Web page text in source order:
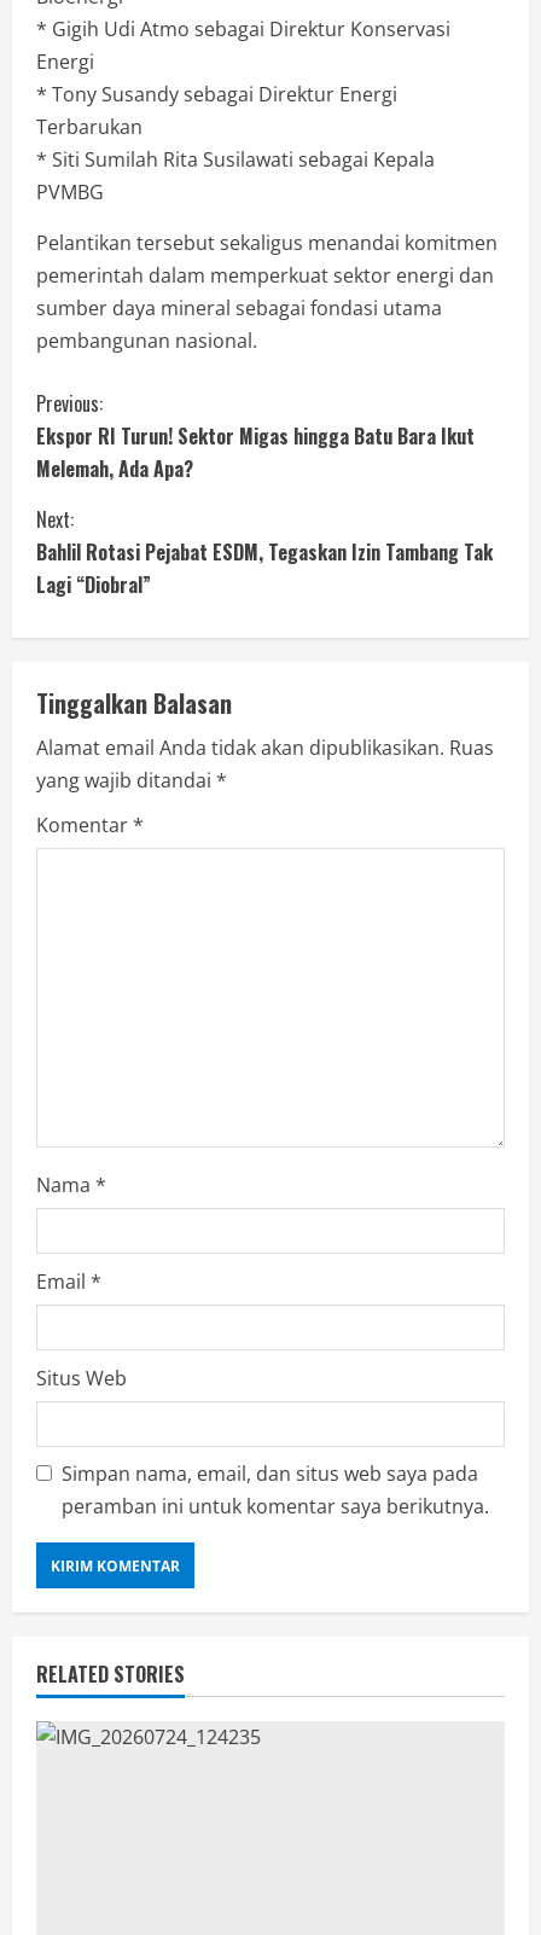
* Gigih Udi Atmo sebagai Direktur Konservasi
Energi
* Tony Susandy sebagai Direktur Energi
Terbarukan
* Siti Sumilah Rita Susilawati sebagai Kepala
PVMBG
Pelantikan tersebut sekaligus menandai komitmen
pemerintah dalam memperkuat sektor energi dan
sumber daya mineral sebagai fondasi utama
pembangunan nasional.
Previous:
Ekspor RI Turun! Sektor Migas hingga Batu Bara Ikut
Melemah, Ada Apa?
Next:
Bahlil Rotasi Pejabat ESDM, Tegaskan Izin Tambang Tak
Lagi “Diobral”
Tinggalkan Balasan
Alamat email Anda tidak akan dipublikasikan. Ruas
yang wajib ditandai *
Komentar*
Nama *
Email *
Situs Web
Simpan nama, email, dan situs web saya pada
peramban ini untuk komentar saya berikutnya.
RELATED STORIES